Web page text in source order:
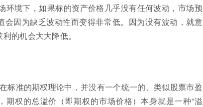
环境下，如果标的资产价格几乎没有任何波动，市场预
因为缺乏波动性而变得非常低。因为没有波动，就意
的机会大大降低。
标准的期权理论中，并没有一个统一的、类似股票市盈
期权的总溢价（即期权的市场价格）本身就是一种“溢